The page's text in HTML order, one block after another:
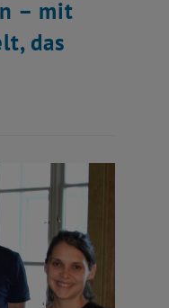
– mit
das